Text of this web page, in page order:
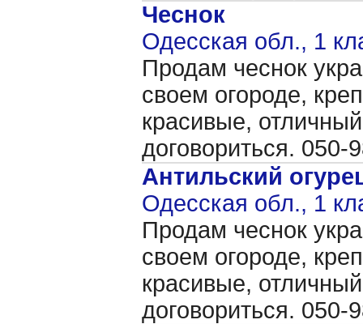
Чеснок
Одесская обл., 1
Продам чеснок
своем огороде,
красивые,
договориться.
Антильский
Одесская обл., 1
Продам чеснок
своем огороде,
красивые,
договориться.